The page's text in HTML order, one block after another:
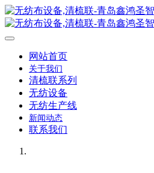
网站首页
关于我们
清梳联系列
无纺设备
无纺生产线
新闻动态
联系我们